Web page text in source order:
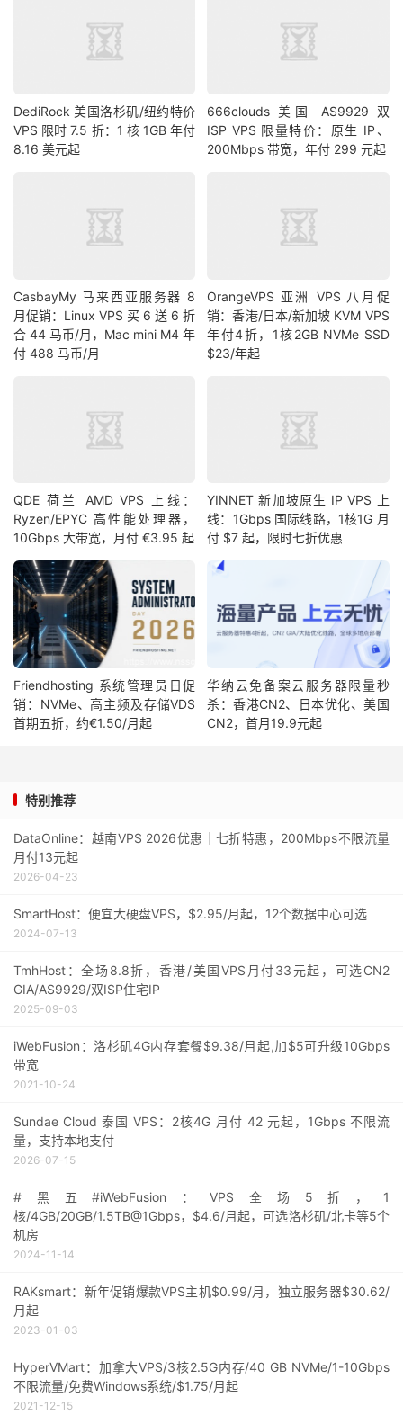
DediRock 美国洛杉矶/纽约特价
VPS 限时 7.5 折：1 核 1GB 年付
8.16 美元起
666clouds 美国 AS9929 双
ISP VPS 限量特价：原生 IP、
200Mbps 带宽，年付 299 元起
CasbayMy 马来西亚服务器 8
月促销：Linux VPS 买 6 送 6 折
合 44 马币/月，Mac mini M4 年
付 488 马币/月
OrangeVPS 亚洲 VPS 八月促
销：香港/日本/新加坡 KVM VPS
年付4折，1核2GB NVMe SSD
$23/年起
QDE 荷兰 AMD VPS 上线：
Ryzen/EPYC 高性能处理器，
10Gbps 大带宽，月付 €3.95 起
YINNET 新加坡原生 IP VPS 上
线：1Gbps 国际线路，1核1G 月
付 $7 起，限时七折优惠
Friendhosting 系统管理员日促
销：NVMe、高主频及存储VDS
首期五折，约€1.50/月起
华纳云免备案云服务器限量秒
杀：香港CN2、日本优化、美国
CN2，首月19.9元起
特别推荐
DataOnline：越南VPS 2026优惠｜七折特惠，200Mbps不限流量
月付13元起
2026-04-23
SmartHost：便宜大硬盘VPS，$2.95/月起，12个数据中心可选
2024-07-13
TmhHost：全场8.8折，香港/美国VPS月付33元起，可选CN2
GIA/AS9929/双ISP住宅IP
2025-09-03
iWebFusion：洛杉矶4G内存套餐$9.38/月起,加$5可升级10Gbps
带宽
2021-10-24
Sundae Cloud 泰国 VPS：2核4G 月付 42 元起，1Gbps 不限流
量，支持本地支付
2026-07-15
#黑五#iWebFusion：VPS全场5折，1
核/4GB/20GB/1.5TB@1Gbps，$4.6/月起，可选洛杉矶/北卡等5个
机房
2024-11-14
RAKsmart：新年促销爆款VPS主机$0.99/月，独立服务器$30.62/
月起
2023-01-03
HyperVMart：加拿大VPS/3核2.5G内存/40 GB NVMe/1-10Gbps
不限流量/免费Windows系统/$1.75/月起
2021-12-15